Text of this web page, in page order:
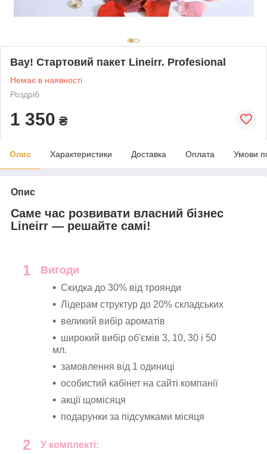
Вау! Стартовий пакет Lineirr. Profesional
Немає в наявності
Роздріб
1 350 ₴
Опис Характеристики Доставка Оплата Умови
Опис
Саме час розвивати власний бізнес
Lineirr — решайте самі!
1 Вигоди
Скидка до 30% від троянди
Лідерам структур до 20% складських
великий вибір ароматів
широкий вибір об'ємів 3, 10, 30 і 50
мл.
замовлення від 1 одиниці
особистий кабінет на сайті компанії
акції щомісяця
подарунки за підсумками місяця
2
У комплекті: